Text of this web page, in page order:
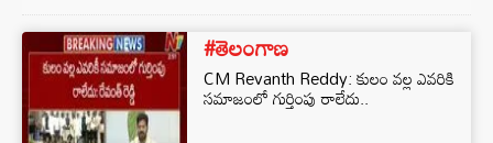
#తెలంగాణ
CM Revanth Reddy: కులం వల్ల ఎవరికి
సమాజంలో గుర్తింపు రాలేదు..